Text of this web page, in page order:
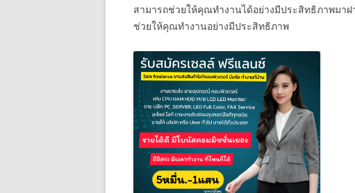
สามารถช่วยให้คุณทำงานได้อย่างมีประสิทธิภาพมา
ช่วยให้คุณทำงานอย่างมีประสิทธิภาพ